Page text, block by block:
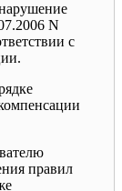
N
с
правил